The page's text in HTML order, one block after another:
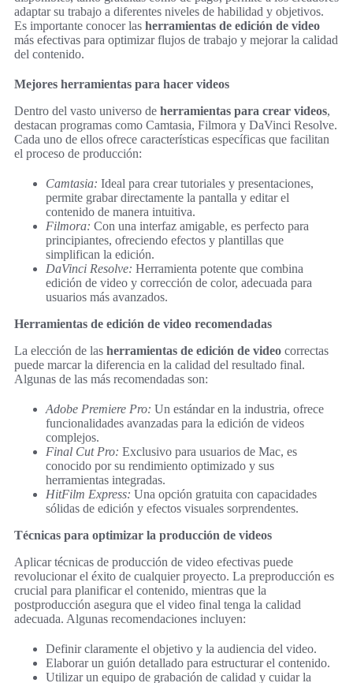
adaptar su trabajo a diferentes niveles de habilidad y objetivos.
Es importante conocer las herramientas de edición de video
más efectivas para optimizar flujos de trabajo y mejorar la calidad
del contenido.
Mejores herramientas para hacer videos
Dentro del vasto universo de herramientas para crear videos,
destacan programas como Camtasia, Filmora y DaVinci Resolve.
Cada uno de ellos ofrece características específicas que facilitan
el proceso de producción:
Camtasia: Ideal para crear tutoriales y presentaciones,
permite grabar directamente la pantalla y editar el
contenido de manera intuitiva.
Filmora: Con una interfaz amigable, es perfecto para
principiantes, ofreciendo efectos y plantillas que
simplifican la edición.
DaVinci Resolve: Herramienta potente que combina
edición de video y corrección de color, adecuada para
usuarios más avanzados.
Herramientas de edición de video recomendadas
La elección de las herramientas de edición de video correctas
puede marcar la diferencia en la calidad del resultado final.
Algunas de las más recomendadas son:
Adobe Premiere Pro: Un estándar en la industria, ofrece
funcionalidades avanzadas para la edición de videos
complejos.
Final Cut Pro: Exclusivo para usuarios de Mac, es
conocido por su rendimiento optimizado y sus
herramientas integradas.
HitFilm Express: Una opción gratuita con capacidades
sólidas de edición y efectos visuales sorprendentes.
Técnicas para optimizar la producción de videos
Aplicar técnicas de producción de video efectivas puede
revolucionar el éxito de cualquier proyecto. La preproducción es
crucial para planificar el contenido, mientras que la
postproducción asegura que el video final tenga la calidad
adecuada. Algunas recomendaciones incluyen:
Definir claramente el objetivo y la audiencia del video.
Elaborar un guión detallado para estructurar el contenido.
Utilizar un equipo de grabación de calidad y cuidar la